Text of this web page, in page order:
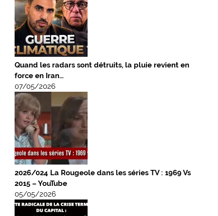
Quand les radars sont détruits, la pluie revient en
force en Iran…
07/05/2026
2026/024 La Rougeole dans les séries TV : 1969 Vs
2015 – YouTube
05/05/2026